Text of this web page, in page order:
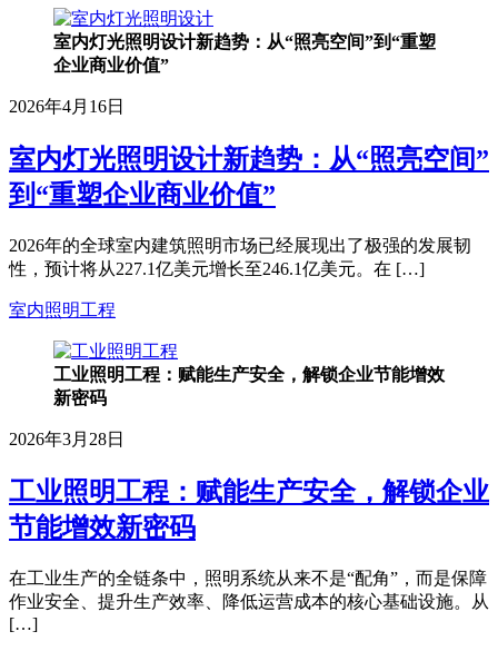
室内灯光照明设计新趋势：从“照亮空间”到“重塑
企业商业价值”
2026年4月16日
室内灯光照明设计新趋势：从“照亮空间”
到“重塑企业商业价值”
2026年的全球室内建筑照明市场已经展现出了极强的发展韧
性，预计将从227.1亿美元增长至246.1亿美元。在 […]
室内照明工程
工业照明工程：赋能生产安全，解锁企业节能增效
新密码
2026年3月28日
工业照明工程：赋能生产安全，解锁企业
节能增效新密码
在工业生产的全链条中，照明系统从来不是“配角”，而是保障
作业安全、提升生产效率、降低运营成本的核心基础设施。从
[…]